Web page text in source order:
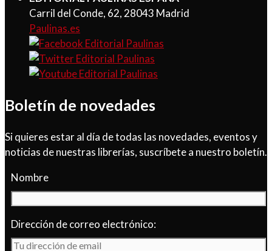
Carril del Conde, 62, 28043 Madrid
Paulinas.es
Boletín de novedades
Si quieres estar al día de todas las novedades, eventos y
noticias de nuestras librerías, suscríbete a nuestro boletín.
Nombre
Dirección de correo electrónico: